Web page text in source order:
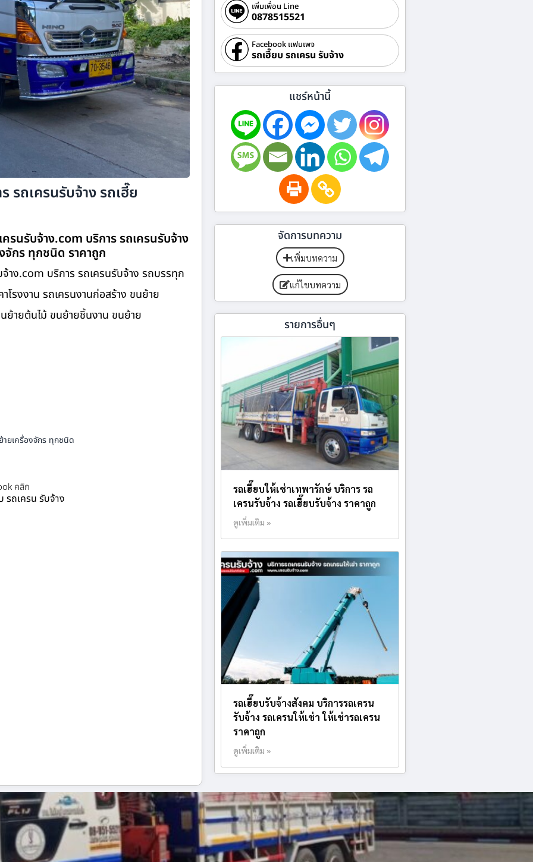
รถเครนรับจ้าง รถเฮี๊ย
รนรับจ้าง.com บริการ รถเครนรับจ้าง
จักร ทุกชนิด ราคาถูก
าง.com บริการ รถเครนรับจ้าง รถบรรทุก
โรงงาน รถเครนงานก่อสร้าง ขนย้าย
ย้ายต้นไม้ ขนย้ายชิ้นงาน ขนย้าย
ายเครื่องจักร ทุกชนิด
คลิก
รถเครน รับจ้าง
เพิ่มเพื่อน Line
0878515521
Facebook แฟนเพจ
รถเฮี๊ยบ รถเครน รับจ้าง
แชร์หน้านี้
จัดการบทความ
เพิ่มบทความ
แก้ไขบทความ
รายการอื่นๆ
รถเฮี๊ยบให้เช่าเทพารักษ์ บริการ รถ
เครนรับจ้าง รถเฮี๊ยบรับจ้าง ราคาถูก
ดูเพิ่มเติม »
รถเฮี๊ยบรับจ้างสังคม บริการรถเครน
รับจ้าง รถเครนให้เช่า ให้เช่ารถเครน
ราคาถูก
ดูเพิ่มเติม »